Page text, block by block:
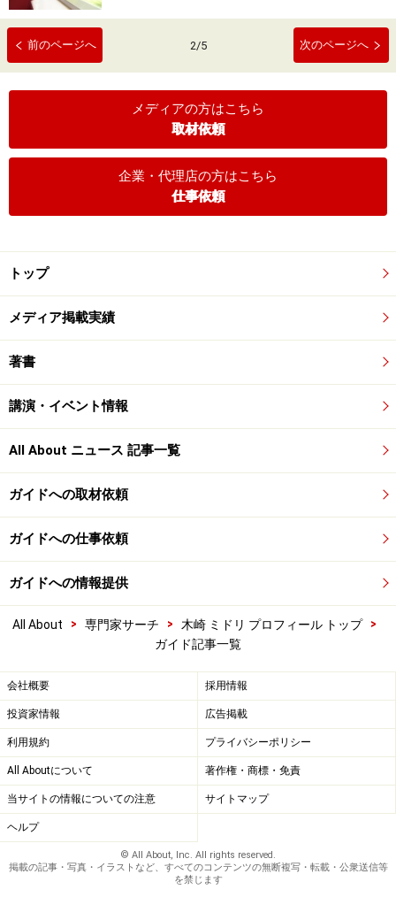
前のページへ 2/5 次のページへ
メディアの方はこちら
取材依頼
企業・代理店の方はこちら
仕事依頼
トップ
メディア掲載実績
著書
講演・イベント情報
All About ニュース 記事一覧
ガイドへの取材依頼
ガイドへの仕事依頼
ガイドへの情報提供
All About > 専門家サーチ > 木崎 ミドリ プロフィール トップ
>
ガイド記事一覧
会社概要 採用情報
投資家情報 広告掲載
利用規約 プライバシーポリシー
All Aboutについて 著作権・商標・免責
当サイトの情報についての注意 サイトマップ
ヘルプ
© All About, Inc. All rights reserved.
掲載の記事・写真・イラストなど、すべてのコンテンツの無断複写・転載・公衆送信等
を禁じます